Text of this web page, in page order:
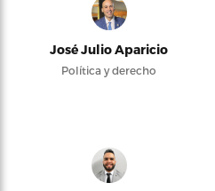
José Julio Aparicio
Política y derecho